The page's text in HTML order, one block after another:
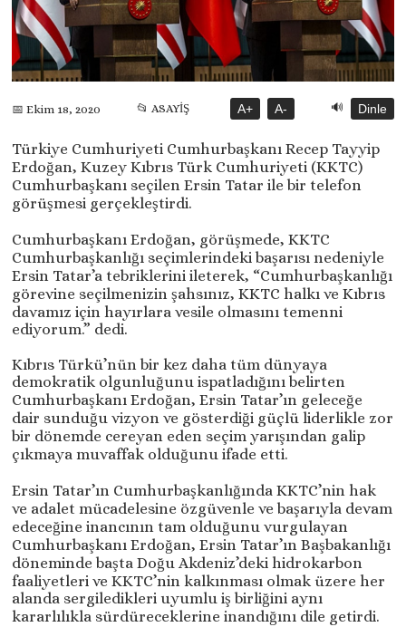
📅 Ekim 18, 2020 📂 ASAYİŞ A+ A- 🔊 Dinle
Türkiye Cumhuriyeti Cumhurbaşkanı Recep Tayyip
Erdoğan, Kuzey Kıbrıs Türk Cumhuriyeti (KKTC)
Cumhurbaşkanı seçilen Ersin Tatar ile bir telefon
görüşmesi gerçekleştirdi.
Cumhurbaşkanı Erdoğan, görüşmede, KKTC
Cumhurbaşkanlığı seçimlerindeki başarısı nedeniyle
Ersin Tatar’a tebriklerini ileterek, “Cumhurbaşkanlığı
görevine seçilmenizin şahsınız, KKTC halkı ve Kıbrıs
davamız için hayırlara vesile olmasını temenni
ediyorum.” dedi.
Kıbrıs Türkü’nün bir kez daha tüm dünyaya
demokratik olgunluğunu ispatladığını belirten
Cumhurbaşkanı Erdoğan, Ersin Tatar’ın geleceğe
dair sunduğu vizyon ve gösterdiği güçlü liderlikle zor
bir dönemde cereyan eden seçim yarışından galip
çıkmaya muvaffak olduğunu ifade etti.
Ersin Tatar’ın Cumhurbaşkanlığında KKTC’nin hak
ve adalet mücadelesine özgüvenle ve başarıyla devam
edeceğine inancının tam olduğunu vurgulayan
Cumhurbaşkanı Erdoğan, Ersin Tatar’ın Başbakanlığı
döneminde başta Doğu Akdeniz’deki hidrokarbon
faaliyetleri ve KKTC’nin kalkınması olmak üzere her
alanda sergiledikleri uyumlu iş birliğini aynı
kararlılıkla sürdüreceklerine inandığını dile getirdi.